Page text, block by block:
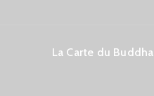
La Carte du Buddha